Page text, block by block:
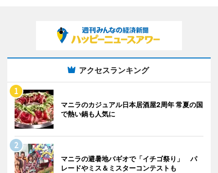
アクセスランキング
マニラのカジュアル日本居酒屋2周年 常夏の国
で熱い鍋も人気に
マニラの避暑地バギオで「イチゴ祭り」 パ
レードやミス＆ミスターコンテストも